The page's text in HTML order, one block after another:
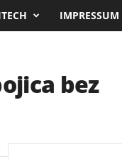
IMPRESSUM
bez